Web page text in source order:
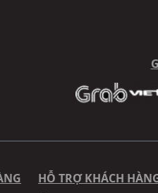
HỖ TRỢ KHÁCH